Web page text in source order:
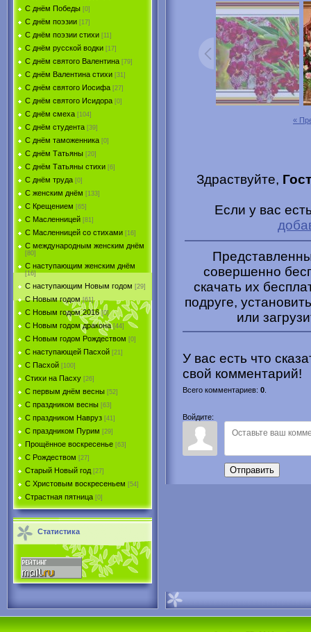
С днём Победы [0]
С днём поэзии [17]
С днём поэзии стихи [11]
С днём русской водки [17]
С днём святого Валентина [79]
С днём Валентина стихи [31]
С днём святого Иосифа [27]
С днём святого Исидора [0]
С днём смеха [104]
С днём студента [39]
С днём таможенника [0]
С днём Татьяны [20]
С днём Татьяны стихи [6]
С днём труда [0]
С женским днём [133]
С Крещением [65]
С Масленницей [81]
С Масленницей со стихами [16]
С международным женским днём
[80]
С наступающим женским днём
[16]
С наступающим Новым годом [29]
С Новым годом [61]
С Новым годом 2016 [0]
С Новым годом дракона [44]
С Новым годом Рождеством [0]
С наступающей Пасхой [21]
С Пасхой [100]
Стихи на Пасху [26]
С первым днём весны [52]
С праздником весны [63]
С праздником Навруз [41]
С праздником Пурим [29]
Прощённое воскресенье [63]
С Рождеством [27]
Старый Новый год [27]
С Христовым воскресеньем [54]
Страстная пятница [0]
Статистика
«
Здраствуйте,
Если у вас
совершенно
скачать их
подруге,
или
У вас есть что
свой комментарий!
Всего комментариев: 0
Войдите:
Отправить